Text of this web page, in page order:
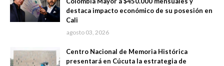
destaca impacto económico de su posesión en
Cali
agosto 03, 2026
Centro Nacional de Memoria Histórica
presentará en Cúcuta la estrategia de